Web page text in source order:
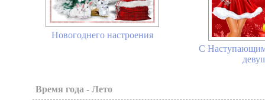
Новогоднего настроения
С
Время года - Лето